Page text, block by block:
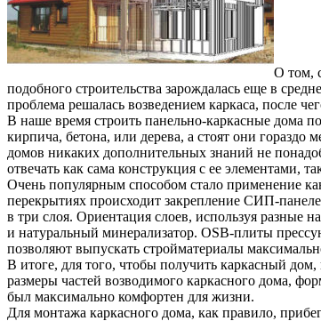
О том,
подобного строительства зарождалась еще в
проблема решалась возведением каркаса, после
В наше время строить панельно-каркасные дома
кирпича, бетона, или дерева, а стоят они
домов никаких дополнительных знаний не
отвечать как сама конструкция с ее элементами,
Очень популярным способом стало применение
перекрытиях происходит закрепление СИП-
в три слоя. Ориентация слоев, используя разные
и натуральный минерализатор. OSB-плиты
позволяют выпускать стройматериалы
В итоге, для того, чтобы получить каркасный
размеры частей возводимого каркасного дома,
был максимально комфортен для жизни.
Для монтажа каркасного дома, как правило,